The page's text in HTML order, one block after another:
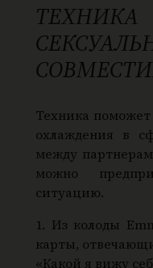
Техника
охлаждения в
между
можно
ситуацию.
1. Из колоды
карты,
«Какой я вижу